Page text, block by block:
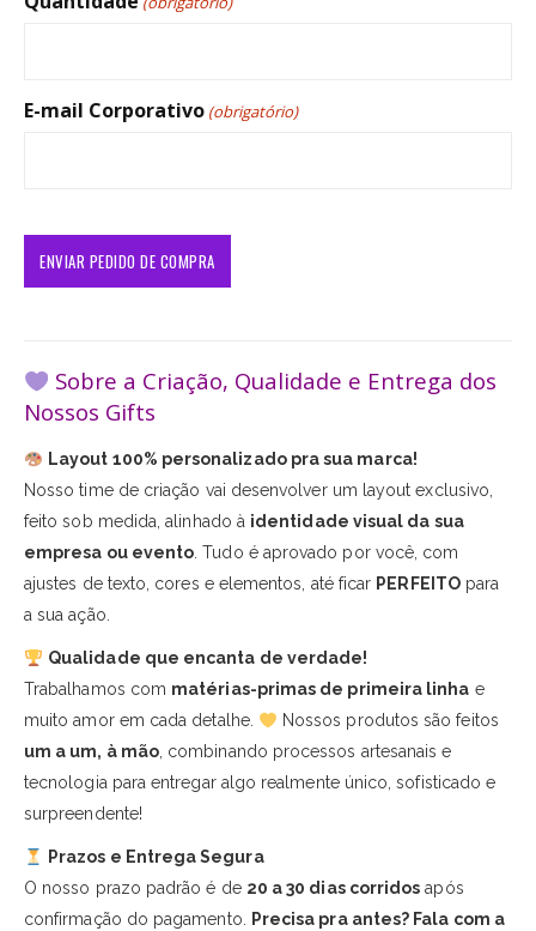
E-mail Corporativo (obrigatório)
Sobre a Criação, Qualidade e Entrega dos
Nossos Gifts
Layout 100% personalizado pra sua marca!
Nosso time de criação vai desenvolver um layout exclusivo,
feito sob medida, alinhado à identidade visual da sua
empresa ou evento. Tudo é aprovado por você, com
ajustes de texto, cores e elementos, até ficar PERFEITOpara
a sua ação.
Qualidade que encanta de verdade!
Trabalhamos com matérias-primas de primeira linha e
muito amor em cada detalhe.
Nossos produtos são feitos
um a um, à mão, combinando processos artesanais e
tecnologia para entregar algo realmente único, sofisticado e
surpreendente!
Prazos e Entrega Segura
O nosso prazo padrão é de 20 a 30 dias corridos após
confirmação do pagamento. Precisa pra antes? Fala com a